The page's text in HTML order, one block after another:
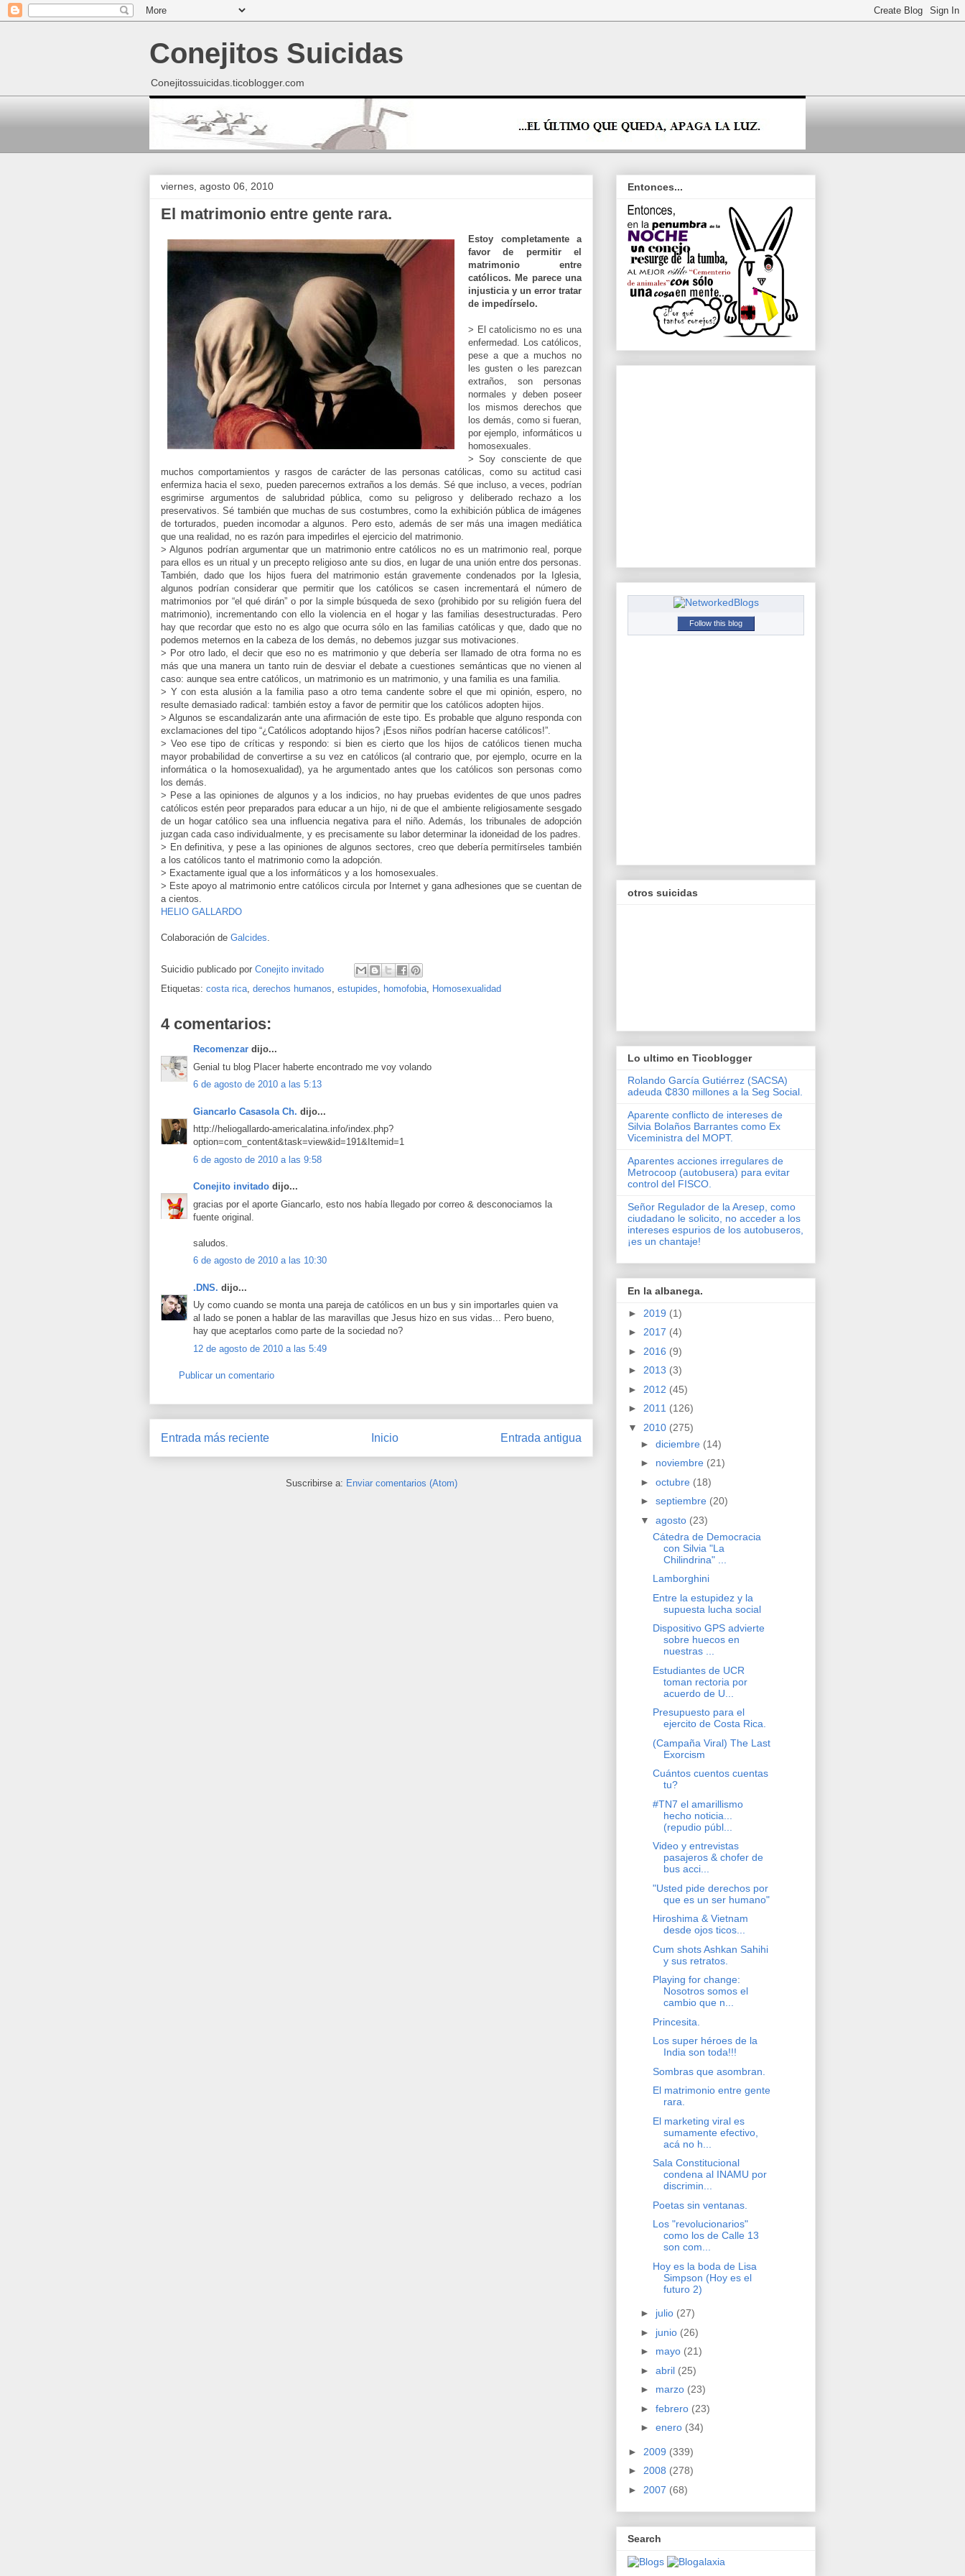
Conejitos Suicidas
Conejitossuicidas.ticoblogger.com
viernes, agosto 06, 2010
El matrimonio entre gente rara.
Estoy completamente a
favor de permitir el
matrimonio entre
católicos. Me parece una
injusticia y un error tratar
de impedírselo.
> El catolicismo no es una
enfermedad. Los católicos,
pese a que a muchos no
les gusten o les parezcan
extraños, son personas
normales y deben poseer
los mismos derechos que
los demás, como si fueran,
por ejemplo, informáticos u
homosexuales.
> Soy consciente de que
muchos comportamientos y rasgos de carácter de las personas católicas, como su actitud casi
enfermiza hacia el sexo, pueden parecernos extraños a los demás. Sé que incluso, a veces, podrían
esgrimirse argumentos de salubridad pública, como su peligroso y deliberado rechazo a los
preservativos. Sé también que muchas de sus costumbres, como la exhibición pública de imágenes
de torturados, pueden incomodar a algunos. Pero esto, además de ser más una imagen mediática
que una realidad, no es razón para impedirles el ejercicio del matrimonio.
> Algunos podrían argumentar que un matrimonio entre católicos no es un matrimonio real, porque
para ellos es un ritual y un precepto religioso ante su dios, en lugar de una unión entre dos personas.
También, dado que los hijos fuera del matrimonio están gravemente condenados por la Iglesia,
algunos podrían considerar que permitir que los católicos se casen incrementará el número de
matrimonios por “el qué dirán” o por la simple búsqueda de sexo (prohibido por su religión fuera del
matrimonio), incrementando con ello la violencia en el hogar y las familias desestructuradas. Pero
hay que recordar que esto no es algo que ocurra sólo en las familias católicas y que, dado que no
podemos meternos en la cabeza de los demás, no debemos juzgar sus motivaciones.
> Por otro lado, el decir que eso no es matrimonio y que debería ser llamado de otra forma no es
más que una manera un tanto ruin de desviar el debate a cuestiones semánticas que no vienen al
caso: aunque sea entre católicos, un matrimonio es un matrimonio, y una familia es una familia.
> Y con esta alusión a la familia paso a otro tema candente sobre el que mi opinión, espero, no
resulte demasiado radical: también estoy a favor de permitir que los católicos adopten hijos.
> Algunos se escandalizarán ante una afirmación de este tipo. Es probable que alguno responda con
exclamaciones del tipo “¿Católicos adoptando hijos? ¡Esos niños podrían hacerse católicos!”.
> Veo ese tipo de críticas y respondo: si bien es cierto que los hijos de católicos tienen mucha
mayor probabilidad de convertirse a su vez en católicos (al contrario que, por ejemplo, ocurre en la
informática o la homosexualidad), ya he argumentado antes que los católicos son personas como
los demás.
> Pese a las opiniones de algunos y a los indicios, no hay pruebas evidentes de que unos padres
católicos estén peor preparados para educar a un hijo, ni de que el ambiente religiosamente sesgado
de un hogar católico sea una influencia negativa para el niño. Además, los tribunales de adopción
juzgan cada caso individualmente, y es precisamente su labor determinar la idoneidad de los padres.
> En definitiva, y pese a las opiniones de algunos sectores, creo que debería permitírseles también
a los católicos tanto el matrimonio como la adopción.
> Exactamente igual que a los informáticos y a los homosexuales.
> Este apoyo al matrimonio entre católicos circula por Internet y gana adhesiones que se cuentan de
a cientos.
HELIO GALLARDO
Colaboración de Galcides.
Suicidio publicado por Conejito invitado
Etiquetas: costa rica, derechos humanos, estupides, homofobia, Homosexualidad
4 comentarios:
Recomenzar dijo...
Genial tu blog Placer haberte encontrado me voy volando
6 de agosto de 2010 a las 5:13
Giancarlo Casasola Ch. dijo...
http://heliogallardo-americalatina.info/index.php?
option=com_content&task=view&id=191&Itemid=1
6 de agosto de 2010 a las 9:58
Conejito invitado dijo...
gracias por el aporte Giancarlo, esto nos había llegado por correo & desconociamos la
fuente original.
saludos.
6 de agosto de 2010 a las 10:30
.DNS. dijo...
Uy como cuando se monta una pareja de católicos en un bus y sin importarles quien va
al lado se ponen a hablar de las maravillas que Jesus hizo en sus vidas... Pero bueno,
hay que aceptarlos como parte de la sociedad no?
12 de agosto de 2010 a las 5:49
Publicar un comentario
Entrada más reciente Entrada antigua
Inicio
Suscribirse a: Enviar comentarios (Atom)
Entonces...
Follow this blog
otros suicidas
Lo ultimo en Ticoblogger
Rolando García Gutiérrez (SACSA)
adeuda ₵830 millones a la Seg Social.
Aparente conflicto de intereses de
Silvia Bolaños Barrantes como Ex
Viceministra del MOPT.
Aparentes acciones irregulares de
Metrocoop (autobusera) para evitar
control del FISCO.
Señor Regulador de la Aresep, como
ciudadano le solicito, no acceder a los
intereses espurios de los autobuseros,
¡es un chantaje!
En la albanega.
► 2019 (1)
► 2017 (4)
► 2016 (9)
► 2013 (3)
► 2012 (45)
► 2011 (126)
▼ 2010 (275)
► diciembre (14)
► noviembre (21)
► octubre (18)
► septiembre (20)
▼ agosto (23)
Cátedra de Democracia
con Silvia "La
Chilindrina" ...
Lamborghini
Entre la estupidez y la
supuesta lucha social
Dispositivo GPS advierte
sobre huecos en
nuestras ...
Estudiantes de UCR
toman rectoria por
acuerdo de U...
Presupuesto para el
ejercito de Costa Rica.
(Campaña Viral) The Last
Exorcism
Cuántos cuentos cuentas
tu?
#TN7 el amarillismo
hecho noticia...
(repudio públ...
Video y entrevistas
pasajeros & chofer de
bus acci...
"Usted pide derechos por
que es un ser humano"
Hiroshima & Vietnam
desde ojos ticos...
Cum shots Ashkan Sahihi
y sus retratos.
Playing for change:
Nosotros somos el
cambio que n...
Princesita.
Los super héroes de la
India son toda!!!
Sombras que asombran.
El matrimonio entre gente
rara.
El marketing viral es
sumamente efectivo,
acá no h...
Sala Constitucional
condena al INAMU por
discrimin...
Poetas sin ventanas.
Los "revolucionarios"
como los de Calle 13
son com...
Hoy es la boda de Lisa
Simpson (Hoy es el
futuro 2)
► julio (27)
► junio (26)
► mayo (21)
► abril (25)
► marzo (23)
► febrero (23)
► enero (34)
► 2009 (339)
► 2008 (278)
► 2007 (68)
Search